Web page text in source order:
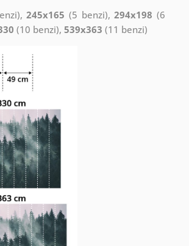
245x165 (5 benzi),294x198 (6
(10 benzi), 539x363 (11 benzi)